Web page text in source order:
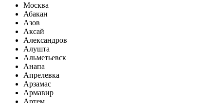
Москва
Абакан
Азов
Аксай
Александров
Алушта
Альметьевск
Анапа
Апрелевка
Арзамас
Армавир
Артем